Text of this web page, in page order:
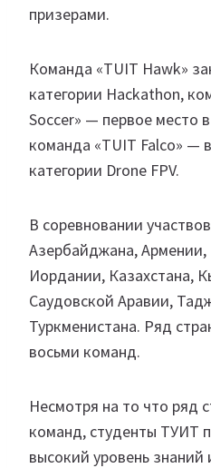
призерами.
Команда «TUIT Hawk»
категории Hackathon,
Soccer» — первое место
команда «TUIT Falco» —
категории Drone FPV.
В соревновании
Азербайджана, Армении,
Иордании, Казахстана,
Саудовской Аравии,
Туркменистана. Ряд
восьми команд.
Несмотря на то что ряд
команд, студенты ТУИТ
высокий уровень знаний